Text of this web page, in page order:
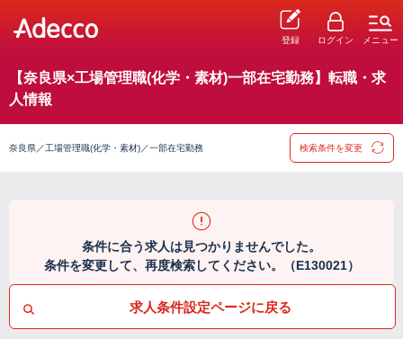
登録 ログイン メニュー
【奈良県×工場管理職(化学・素材)一部在宅勤務】転職・求
人情報
奈良県／工場管理職(化学・素材)／一部在宅勤務 検索条件を変更
条件に合う求人は見つかりませんでした。
条件を変更して、再度検索してください。（E130021）
求人条件設定ページに戻る